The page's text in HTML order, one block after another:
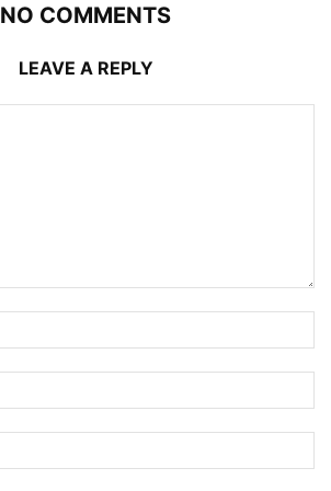
NO COMMENTS
LEAVE A REPLY